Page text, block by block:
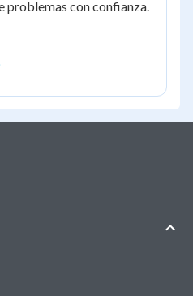
problemas con confianza.